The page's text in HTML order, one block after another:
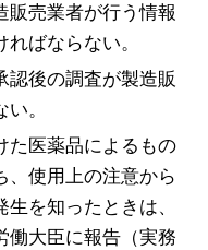
販売業者が行う情報
ばならない。
認後の調査が製造販
。
た医薬品によるもの
、使用上の注意から
を知ったときは、
働大臣に報告（実務